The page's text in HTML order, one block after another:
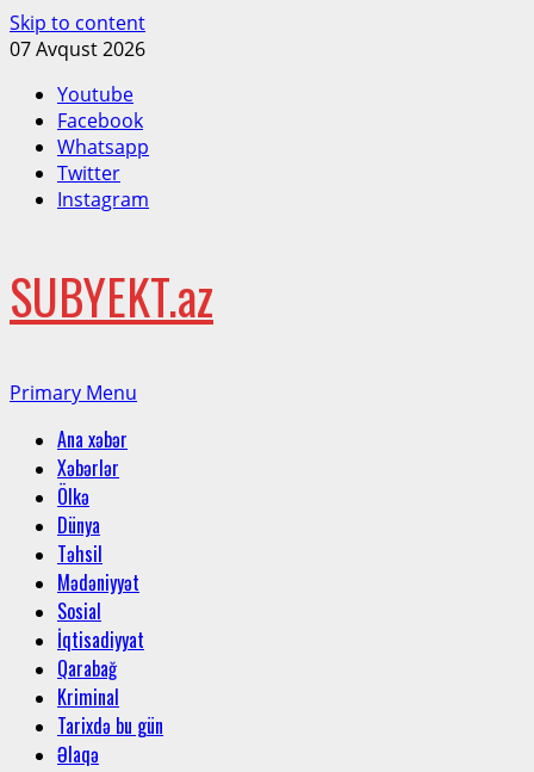
Skip to content
07 Avqust 2026
Youtube
Facebook
Whatsapp
Twitter
Instagram
SUBYEKT.az
Primary Menu
Ana xəbər
Xəbərlər
Ölkə
Dünya
Təhsil
Mədəniyyət
Sosial
İqtisadiyyat
Qarabağ
Kriminal
Tarixdə bu gün
Əlaqə